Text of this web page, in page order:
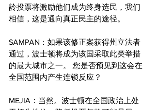
龄投票将激励他们成为终身选民，我们
相信，这是通向真正民主的途径。
SAMPAN：如果该修正案获得州立法者
通过，波士顿将成为该国采取此类举措
的最大城市之一。 您是否预见到这会在
全国范围内产生连锁反应？
MEJIA：当然。波士顿在全国政治上处